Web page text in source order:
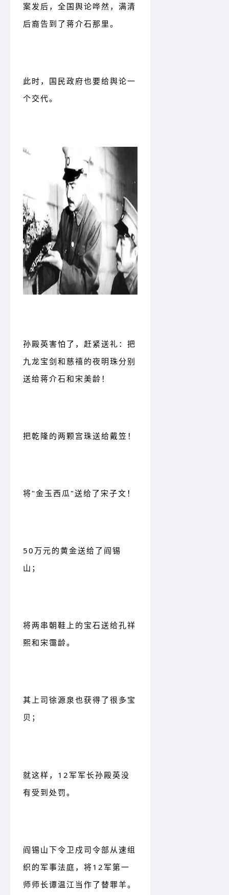
案发后，全国舆论哗然，满清
后裔告到了蒋介石那里。
此时，国民政府也要给舆论一
个交代。
孙殿英害怕了，赶紧送礼：把
九龙宝剑和慈禧的夜明珠分别
送给蒋介石和宋美龄！
把乾隆的两颗宫珠送给戴笠！
将"金玉西瓜"送给了宋子文！
50万元的黄金送给了阎锡
山；
将两串朝鞋上的宝石送给孔祥
熙和宋霭龄。
其上司徐源泉也获得了很多宝
贝；
就这样，12军军长孙殿英没
有受到处罚。
阎锡山下令卫戍司令部从速组
织的军事法庭，将12军第一
师师长谭温江当作了替罪羊。